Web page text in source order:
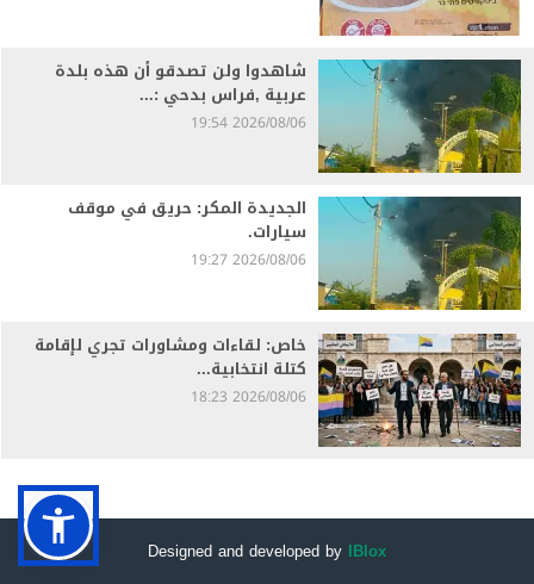
شاهدوا ولن تصدقو أن هذه بلدة
عربية ,فراس بدحي :...
2026/08/06 19:54
الجديدة المكر: حريق في موقف
سيارات.
2026/08/06 19:27
خاص: لقاءات ومشاورات تجري لإقامة
كتلة انتخابية...
2026/08/06 18:23
Designed and developed by IBlox